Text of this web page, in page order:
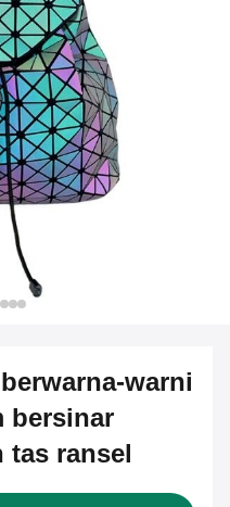
warni
bersinar
tas ransel